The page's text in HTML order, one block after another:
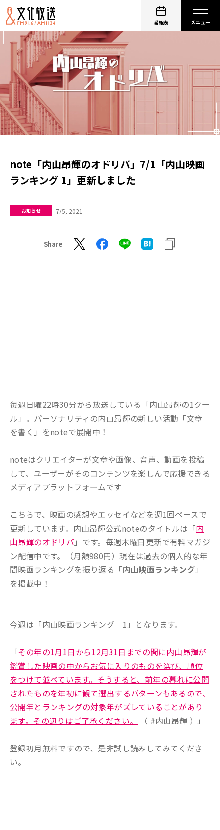
番組表
note「内山昂輝のオドリバ」7/1「内山映画
ランキング 1」更新しました
お知らせ 7/5, 2021
Share
毎週日曜22時30分から放送している「内山昂輝の1クー
ル」。パーソナリティの内山昂輝の新しい活動「文章
を書く」をnoteで展開中！
noteはクリエイターが文章や画像、音声、動画を投稿
して、ユーザーがそのコンテンツを楽しんで応援できる
メディアプラットフォームです
こちらで、映画の感想やエッセイなどを週1回ペースで
更新しています。内山昂輝公式noteのタイトルは「内
山昂輝のオドリバ 」です。毎週木曜日更新で有料マガジ
ン配信中です。（月額980円）現在は過去の個人的な年
間映画ランキングを振り返る「内山映画ランキング」
を掲載中！
今週は「内山映画ランキング 1」となります。
「その年の1月1日から12月31日までの間に内山昂輝が
鑑賞した映画の中からお気に入りのものを選び、順位
をつけて並べています。そうすると、前年の暮れに公開
されたものを年初に観て選出するパターンもあるので、
公開年とランキングの対象年がズレていることがあり
ます。その辺りはご了承ください。
（ #内山昂輝 ）」
登録初月無料ですので、是非試し読みしてみてくださ
い。